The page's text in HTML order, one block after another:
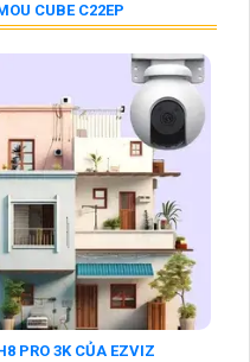
CUBE C22EP
PRO 3K CỦA EZVIZ